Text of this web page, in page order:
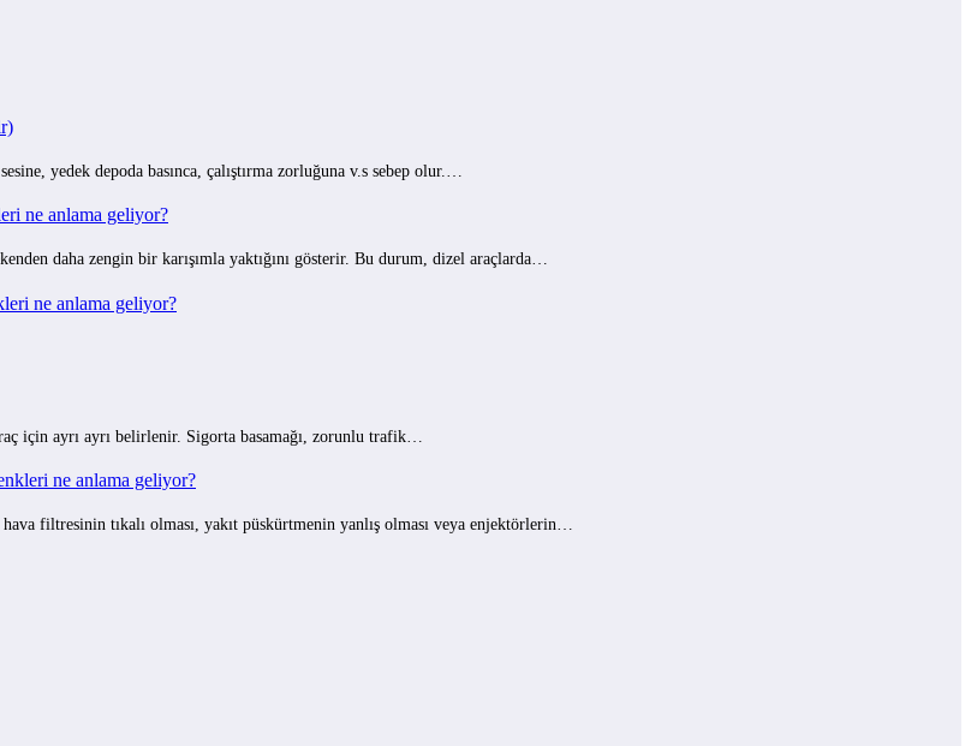
yedek depoda basınca, çalıştırma zorluğuna v.s sebep olur.…
ne anlama geliyor?
daha zengin bir karışımla yaktığını gösterir. Bu durum, dizel araçlarda…
ne anlama geliyor?
için ayrı ayrı belirlenir. Sigorta basamağı, zorunlu trafik…
ne anlama geliyor?
filtresinin tıkalı olması, yakıt püskürtmenin yanlış olması veya enjektörlerin…